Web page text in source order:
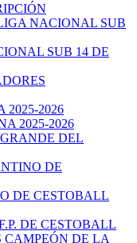
NACIONAL SUB
SUB 14 DE
2025-2026
2025-2026
DEL
DE
DE CESTOBALL
DE CESTOBALL
CAMPEÓN DE LA